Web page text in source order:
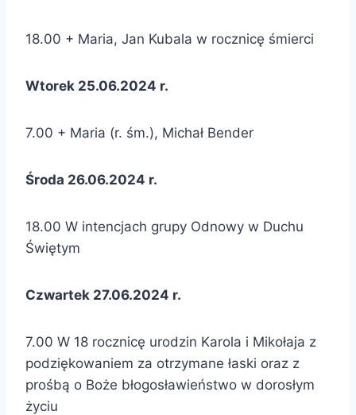
18.00 + Maria, Jan Kubala w rocznicę śmierci
Wtorek 25.06.2024 r.
7.00 + Maria (r. śm.), Michał Bender
Środa 26.06.2024 r.
18.00 W intencjach grupy Odnowy w Duchu
Świętym
Czwartek 27.06.2024 r.
7.00 W 18 rocznicę urodzin Karola i Mikołaja z
podziękowaniem za otrzymane łaski oraz z
prośbą o Boże błogosławieństwo w dorosłym
życiu